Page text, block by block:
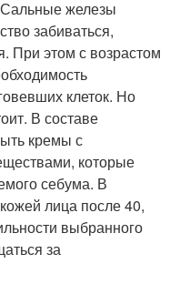
железы
забиваться,
При этом с возрастом
клеток. Но
В составе
кремы с
которые
себума. В
лица после 40,
выбранного
за